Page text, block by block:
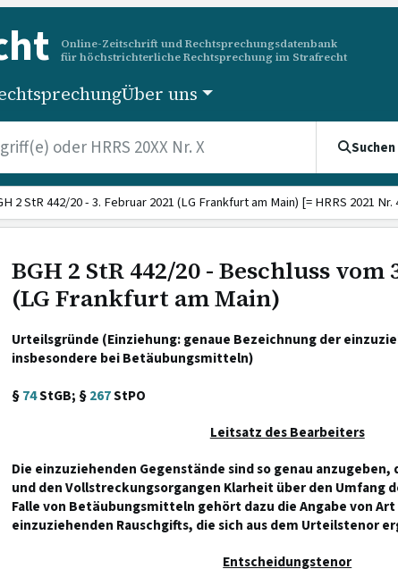
Online-Zeitschrift und Rechtsprechungsdatenbank
für höchstrichterliche Rechtsprechung im Strafrecht
Über uns
Suchen
2 StR 442/20 - 3. Februar 2021 (LG Frankfurt am Main) [= HRRS 2021 Nr.
BGH 2 StR 442/20 - Beschluss vom
(LG Frankfurt am Main)
Urteilsgründe (Einziehung: genaue Bezeichnung der
insbesondere bei Betäubungsmitteln)
§74StGB; §267StPO
Leitsatz des Bearbeiters
Die einzuziehenden Gegenstände sind so genau
und den Vollstreckungsorgangen Klarheit über den Umfang
Falle von Betäubungsmitteln gehört dazu die Angabe von Art
einzuziehenden Rauschgifts, die sich aus dem Urteilstenor
Entscheidungstenor